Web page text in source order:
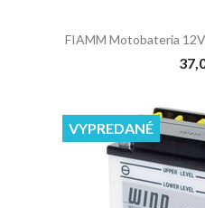
FIAMM Motobateria
VYPREDANÉ